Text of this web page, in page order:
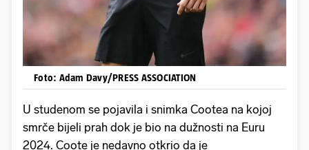
Foto: Adam Davy/PRESS ASSOCIATION
U studenom se pojavila i snimka Cootea na kojoj
smrče bijeli prah dok je bio na dužnosti na Euru
2024. Coote je nedavno otkrio da je